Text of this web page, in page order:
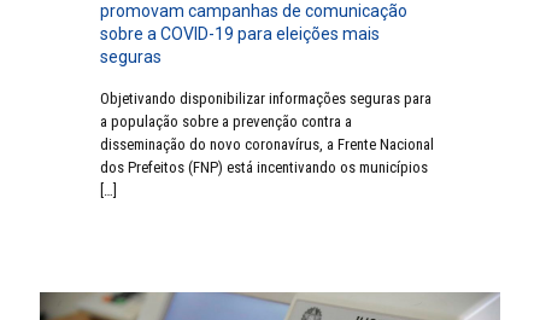
promovam campanhas de comunicação
sobre a COVID-19 para eleições mais
seguras
Objetivando disponibilizar informações seguras para
a população sobre a prevenção contra a
disseminação do novo coronavírus, a Frente Nacional
dos Prefeitos (FNP) está incentivando os municípios
[…]